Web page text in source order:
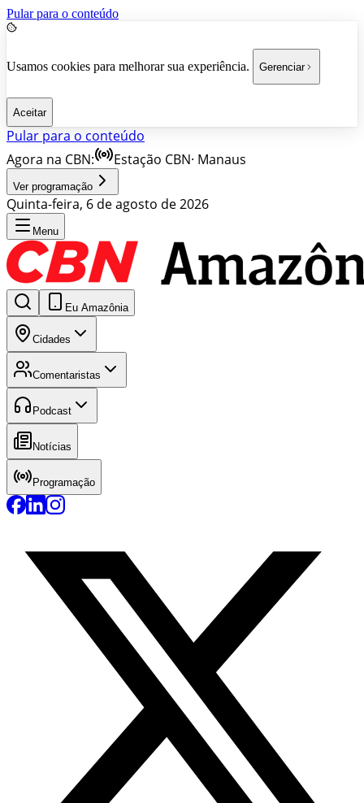
Pular para o conteúdo
Usamos cookies para melhorar sua experiência. Gerenciar
Aceitar
Pular para o conteúdo
Agora na CBN:
Estação CBN· Manaus
Ver programação
Quinta-feira, 6 de agosto de 2026
Menu
Eu Amazônia
Cidades
Comentaristas
Podcast
Notícias
Programação